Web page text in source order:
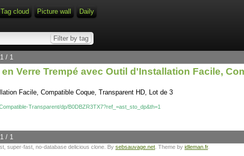
Tag cloud Picture wall Daily
/ 1
Verre Trempé avec Outil d'Installation Facile,
Facile, Compatible Coque, Transparent HD, Lot de 3
Transparent/dp/B0DBZR3TX7?ref_=ast_sto_dp&th=1
/ 1
super-fast, no-database delicious clone. By sebsauvage.net . Theme by idleman.fr.